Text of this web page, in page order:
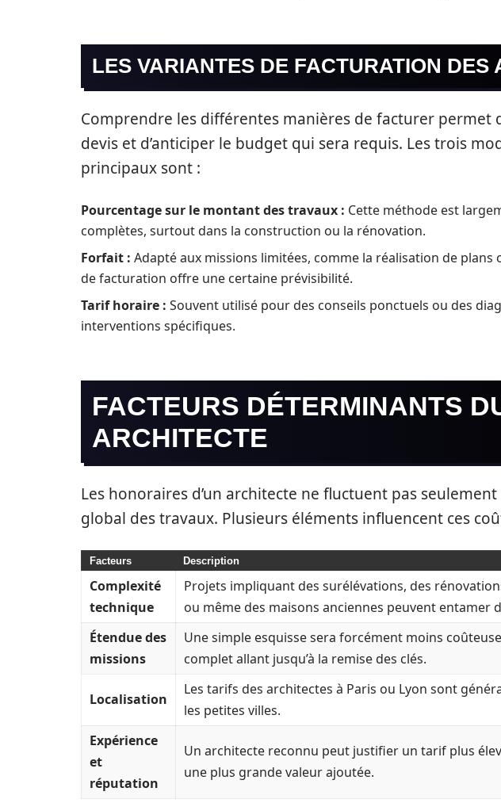
LES VARIANTES DE FACTURATION DES
Comprendre les différentes manières de facturer permet
devis et d’anticiper le budget qui sera requis. Les trois
principaux sont :
Pourcentage sur le montant des travaux : Cette méthode est
complètes, surtout dans la construction ou la rénovation.
Forfait : Adapté aux missions limitées, comme la réalisation de plans
de facturation offre une certaine prévisibilité.
Tarif horaire : Souvent utilisé pour des conseils ponctuels ou des
interventions spécifiques.
FACTEURS DÉTERMINANTS
ARCHITECTE
Les honoraires d’un architecte ne fluctuent pas
global des travaux. Plusieurs éléments influencent ces
Facteurs Description
Complexité
technique
Projets impliquant des surélévations, des
ou même des maisons anciennes peuvent entamer
Étendue des
missions
Une simple esquisse sera forcément moins
complet allant jusqu’à la remise des clés.
Localisation
Les tarifs des architectes à Paris ou Lyon sont
les petites villes.
Expérience
et
réputation
Un architecte reconnu peut justifier un tarif plus
une plus grande valeur ajoutée.